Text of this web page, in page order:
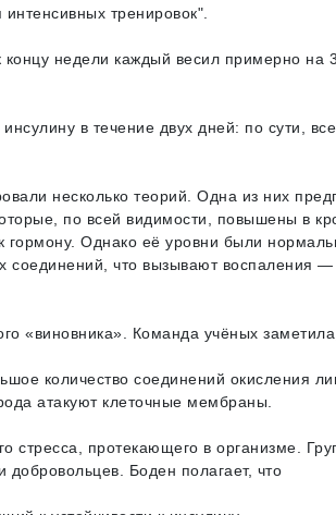
тренировок".
концу недели каждый весил примерно на
в течение двух дней: по сути,
несколько теорий. Одна из них
по всей видимости, повышены в
к гормону. Однако её уровни были
соединений, что вызывают воспаления —
«виновника». Команда учёных
количество соединений окисления
атакуют клеточные мембраны.
стресса, протекающего в организме.
добровольцев. Боден полагает, что